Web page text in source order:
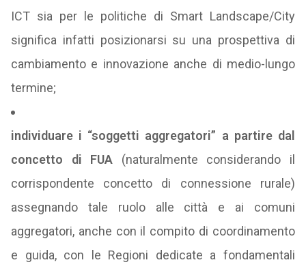
ICT sia per le politiche di Smart Landscape/City
significa infatti posizionarsi su una prospettiva di
cambiamento e innovazione anche di medio-lungo
termine;
individuare i “soggetti aggregatori” a partire dal
concetto di FUA (naturalmente considerando il
corrispondente concetto di connessione rurale)
assegnando tale ruolo alle città e ai comuni
aggregatori, anche con il compito di coordinamento
e guida, con le Regioni dedicate a fondamentali